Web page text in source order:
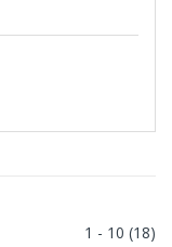
1 - 10 (18)